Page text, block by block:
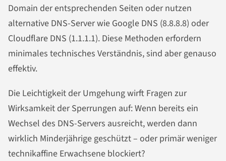
Domain der entsprechenden Seiten oder nutzen
alternative DNS-Server wie Google DNS (8.8.8.8) oder
Cloudflare DNS (1.1.1.1). Diese Methoden erfordern
minimales technisches Verständnis, sind aber genauso
effektiv.
Die Leichtigkeit der Umgehung wirft Fragen zur
Wirksamkeit der Sperrungen auf: Wenn bereits ein
Wechsel des DNS-Servers ausreicht, werden dann
wirklich Minderjährige geschützt – oder primär weniger
technikaffine Erwachsene blockiert?